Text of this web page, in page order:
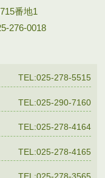
番地1
276-0018
TEL:025-278-5515
TEL:025-290-7160
TEL:025-278-4164
TEL:025-278-4165